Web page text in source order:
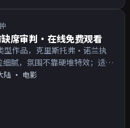
席审判·在线免费观看
型作品，克里斯托弗·诺兰执
腻，氛围不靠硬堆特效；适合
。主演以演技派为主，适合喜
陆 · 电影